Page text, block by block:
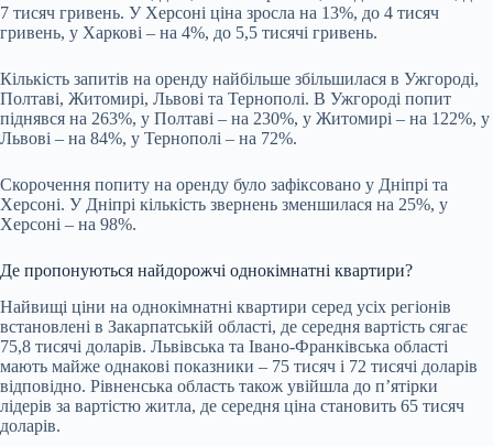
7 тисяч гривень. У Херсоні ціна зросла на 13%, до 4 тисяч
гривень, у Харкові – на 4%, до 5,5 тисячі гривень.
Кількість запитів на оренду найбільше збільшилася в Ужгороді,
Полтаві, Житомирі, Львові та Тернополі. В Ужгороді попит
піднявся на 263%, у Полтаві – на 230%, у Житомирі – на 122%, у
Львові – на 84%, у Тернополі – на 72%.
Скорочення попиту на оренду було зафіксовано у Дніпрі та
Херсоні. У Дніпрі кількість звернень зменшилася на 25%, у
Херсоні – на 98%.
Де пропонуються найдорожчі однокімнатні квартири?
Найвищі ціни на однокімнатні квартири серед усіх регіонів
встановлені в Закарпатській області, де середня вартість сягає
75,8 тисячі доларів. Львівська та Івано-Франківська області
мають майже однакові показники – 75 тисяч і 72 тисячі доларів
відповідно. Рівненська область також увійшла до п’ятірки
лідерів за вартістю житла, де середня ціна становить 65 тисяч
доларів.